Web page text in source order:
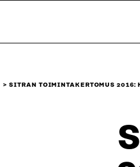
SITRAN TOIMINTAKERTOMUS